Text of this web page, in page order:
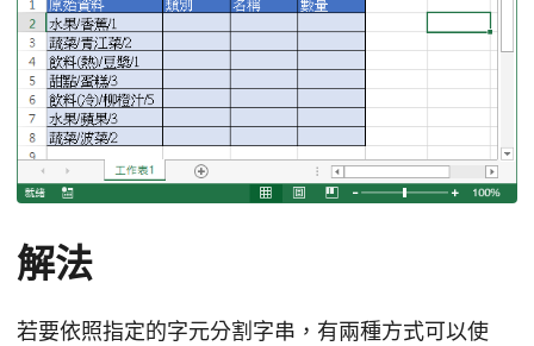
解法
若要依照指定的字元分割字串，有兩種方式可以使